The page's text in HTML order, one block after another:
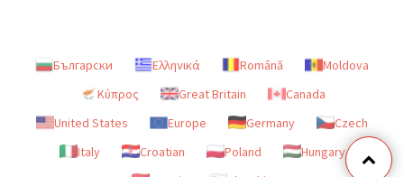
Български Ελληνικά Română
Moldova
Κύπρος
Great Britain
Canada
United States
Europe Germany
Czech
Italy
Croatian Poland
Hungary